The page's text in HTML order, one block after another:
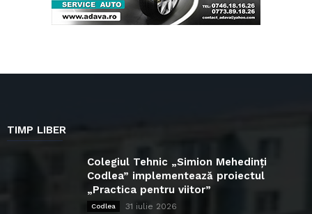
TIMP LIBER
Colegiul Tehnic „Simion Mehedinți
Codlea” implementează proiectul
„Practica pentru viitor”
Codlea 31 iulie 2026